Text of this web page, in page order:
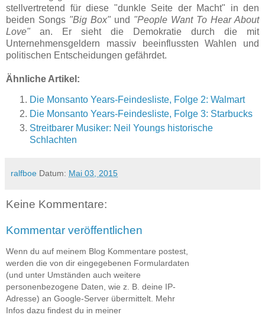
stellvertretend für diese "dunkle Seite der Macht" in den
beiden Songs "Big Box" und "People Want To Hear About
Love" an. Er sieht die Demokratie durch die mit
Unternehmensgeldern massiv beeinflussten Wahlen und
politischen Entscheidungen gefährdet.
Ähnliche Artikel:
Die Monsanto Years-Feindesliste, Folge 2: Walmart
Die Monsanto Years-Feindesliste, Folge 3: Starbucks
Streitbarer Musiker: Neil Youngs historische
Schlachten
ralfboe Datum: Mai 03, 2015
Keine Kommentare:
Kommentar veröffentlichen
Wenn du auf meinem Blog Kommentare postest,
werden die von dir eingegebenen Formulardaten
(und unter Umständen auch weitere
personenbezogene Daten, wie z. B. deine IP-
Adresse) an Google-Server übermittelt. Mehr
Infos dazu findest du in meiner